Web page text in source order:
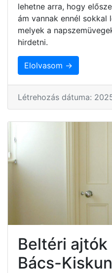
lehetne arra, hogy
ám vannak ennél sokkal
melyek a
hirdetni.
Elolvasom →
Létrehozás dátuma:
Beltéri
Bács-